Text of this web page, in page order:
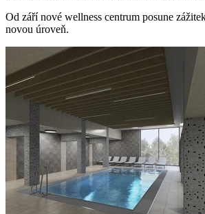
Od září nové wellness centrum posune
novou úroveň.